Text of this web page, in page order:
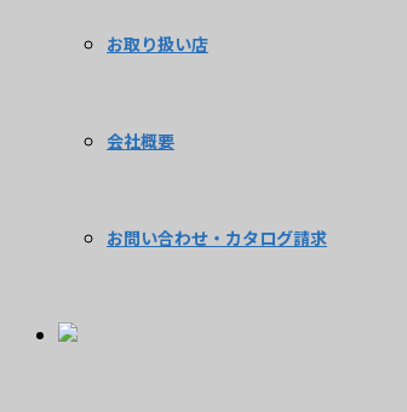
お取り扱い店
会社概要
お問い合わせ・カタログ請求